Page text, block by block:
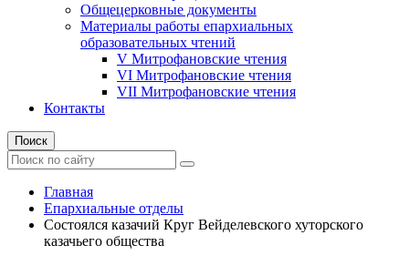
Общецерковные документы
Материалы работы епархиальных
образовательных чтений
V Митрофановские чтения
VI Митрофановские чтения
VII Митрофановские чтения
Контакты
Поиск
Главная
Епархиальные отделы
Состоялся казачий Круг Вейделевского хуторского
казачьего общества